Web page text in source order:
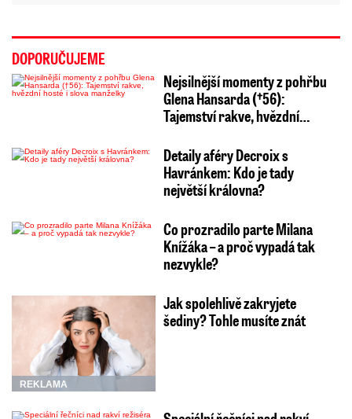
DOPORUČUJEME
Nejsilnější momenty z pohřbu
Glena Hansarda (†56):
Tajemství rakve, hvězdní…
Detaily aféry Decroix s
Havránkem: Kdo je tady
největší královna?
Co prozradilo parte Milana
Knížáka – a proč vypadá tak
nezvykle?
REKLAMA
Jak spolehlivě zakryjete
šediny? Tohle musíte znát